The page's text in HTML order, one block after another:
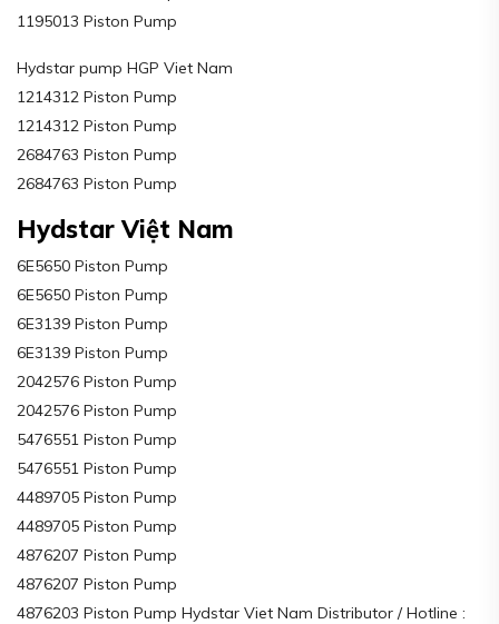
1195013 Piston Pump
Hydstar pump HGP Viet Nam
1214312 Piston Pump
1214312 Piston Pump
2684763 Piston Pump
2684763 Piston Pump
Hydstar Việt Nam
6E5650 Piston Pump
6E5650 Piston Pump
6E3139 Piston Pump
6E3139 Piston Pump
2042576 Piston Pump
2042576 Piston Pump
5476551 Piston Pump
5476551 Piston Pump
4489705 Piston Pump
4489705 Piston Pump
4876207 Piston Pump
4876207 Piston Pump
4876203 Piston Pump Hydstar Viet Nam Distributor / Hotline :